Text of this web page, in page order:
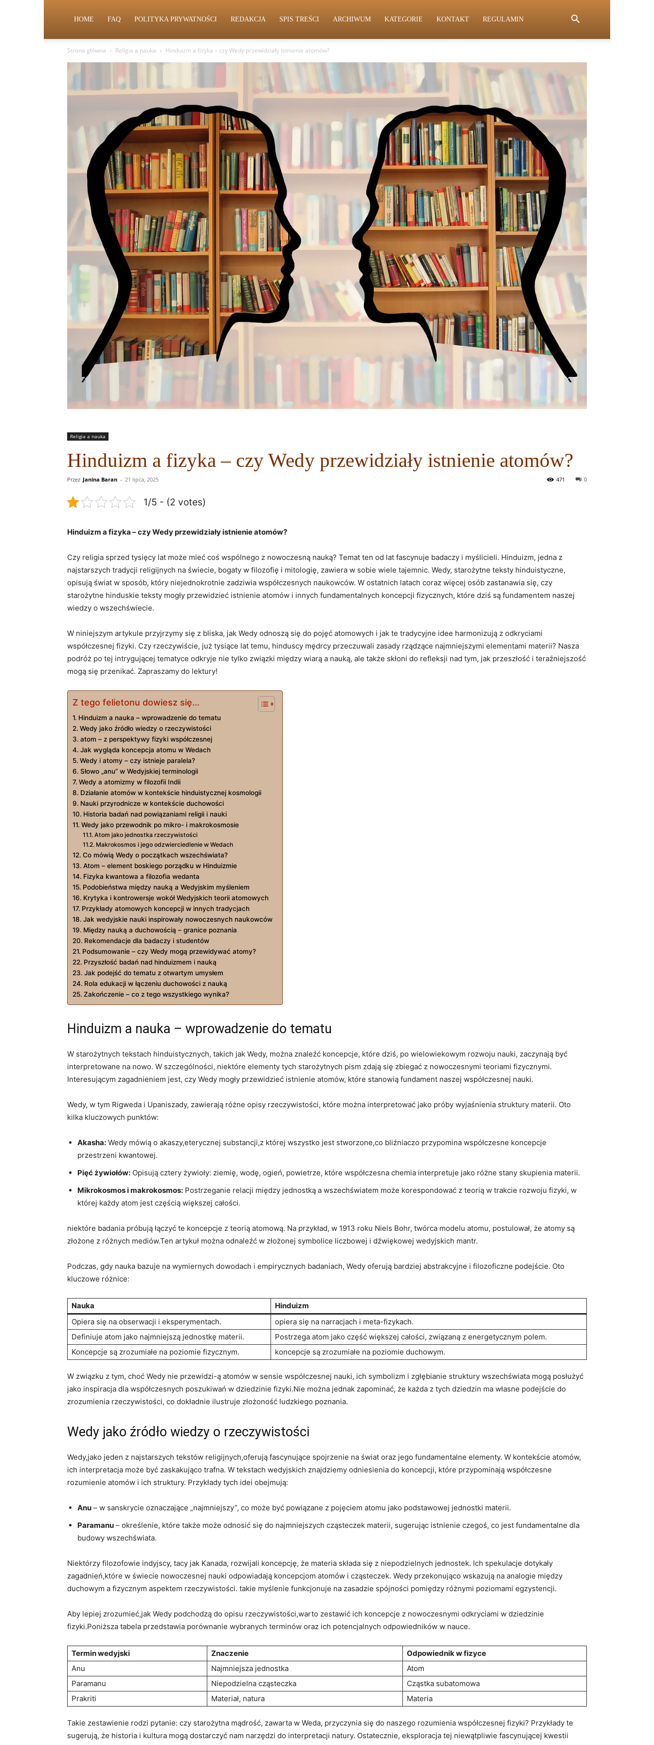
HOME FAQ POLITYKA PRYWATNOŚCI REDAKCJA SPIS TREŚCI ARCHIWUM KATEGORIE KONTAKT REGULAMIN
Strona główna Religia a nauka Hinduizm a fizyka – czy Wedy przewidziały istnienie atomów?
Religia a nauka
Hinduizm a fizyka – czy Wedy przewidziały istnienie atomów?
Przez Janina Baran - 21 lipca, 2025 0
471
1/5 - (2 votes)
Hinduizm a fizyka – czy Wedy przewidziały istnienie atomów?
Czy religia sprzed tysięcy lat może mieć coś wspólnego z nowoczesną nauką? Temat ten od lat fascynuje badaczy i myślicieli. Hinduizm, jedna z
najstarszych tradycji religijnych na świecie, bogaty w filozofię i mitologię, zawiera w sobie wiele tajemnic. Wedy, starożytne teksty hinduistyczne,
opisują świat w sposób, który niejednokrotnie zadziwia współczesnych naukowców. W ostatnich latach coraz więcej osób zastanawia się, czy
starożytne hinduskie teksty mogły przewidzieć istnienie atomów i innych fundamentalnych koncepcji fizycznych, które dziś są fundamentem naszej
wiedzy o wszechświecie.
W niniejszym artykule przyjrzymy się z bliska, jak Wedy odnoszą się do pojęć atomowych i jak te tradycyjne idee harmonizują z odkryciami
współczesnej fizyki. Czy rzeczywiście, już tysiące lat temu, hinduscy mędrcy przeczuwali zasady rządzące najmniejszymi elementami materii? Nasza
podróż po tej intrygującej tematyce odkryje nie tylko związki między wiarą a nauką, ale także skłoni do refleksji nad tym, jak przeszłość i teraźniejszość
mogą się przenikać. Zapraszamy do lektury!
Z tego felietonu dowiesz się...
Hinduizm a nauka – wprowadzenie do tematu
Wedy jako źródło wiedzy o rzeczywistości
atom – z perspektywy fizyki współczesnej
Jak wygląda koncepcja atomu w Wedach
Wedy i atomy – czy istnieje paralela?
Słowo „anu” w Wedyjskiej terminologii
Wedy a atomizmy w filozofii Indii
Działanie atomów w kontekście hinduistycznej kosmologii
Nauki przyrodnicze w kontekście duchowości
Historia badań nad powiązaniami religii i nauki
Wedy jako przewodnik po mikro- i makrokosmosie
Atom jako jednostka rzeczywistości
Makrokosmos i jego odzwierciedlenie w Wedach
Co mówią Wedy o początkach wszechświata?
Atom – element boskiego porządku w Hinduizmie
Fizyka kwantowa a filozofia wedanta
Podobieństwa między nauką a Wedyjskim myśleniem
Krytyka i kontrowersje wokół Wedyjskich teorii atomowych
Przykłady atomowych koncepcji w innych tradycjach
Jak wedyjskie nauki inspirowały nowoczesnych naukowców
Między nauką a duchowością – granice poznania
Rekomendacje dla badaczy i studentów
Podsumowanie – czy Wedy mogą przewidywać atomy?
Przyszłość badań nad hinduizmem i nauką
Jak podejść do tematu z otwartym umysłem
Rola edukacji w łączeniu duchowości z nauką
Zakończenie – co z tego wszystkiego wynika?
Hinduizm a nauka – wprowadzenie do tematu
W starożytnych tekstach hinduistycznych, takich jak Wedy, można znaleźć koncepcje, które dziś, po wielowiekowym rozwoju nauki, zaczynają być
interpretowane na nowo. W szczególności, niektóre elementy tych starożytnych pism zdają się zbiegać z nowoczesnymi teoriami fizycznymi.
Interesującym zagadnieniem jest, czy Wedy mogły przewidzieć istnienie atomów, które stanowią fundament naszej współczesnej nauki.
Wedy, w tym Rigweda i Upaniszady, zawierają różne opisy rzeczywistości, które można interpretować jako próby wyjaśnienia struktury materii. Oto
kilka kluczowych punktów:
Akasha: Wedy mówią o akaszy,eterycznej substancji,z której wszystko jest stworzone,co bliźniaczo przypomina współczesne koncepcje
przestrzeni kwantowej.
Pięć żywiołów: Opisują cztery żywioły: ziemię, wodę, ogień, powietrze, które współczesna chemia interpretuje jako różne stany skupienia materii.
Mikrokosmos i makrokosmos: Postrzeganie relacji między jednostką a wszechświatem może korespondować z teorią w trakcie rozwoju fizyki, w
której każdy atom jest częścią większej całości.
niektóre badania próbują łączyć te koncepcje z teorią atomową. Na przykład, w 1913 roku Niels Bohr, twórca modelu atomu, postulował, że atomy są
złożone z różnych mediów.Ten artykuł można odnaleźć w złożonej symbolice liczbowej i dźwiękowej wedyjskich mantr.
Podczas, gdy nauka bazuje na wymiernych dowodach i empirycznych badaniach, Wedy oferują bardziej abstrakcyjne i filozoficzne podejście. Oto
kluczowe różnice:
Nauka
Hinduizm
Opiera się na obserwacji i eksperymentach.
opiera się na narracjach i meta-fizykach.
Definiuje atom jako najmniejszą jednostkę materii.
Postrzega atom jako część większej całości, związaną z energetycznym polem.
Koncepcje są zrozumiałe na poziomie fizycznym.
koncepcje są zrozumiałe na poziomie duchowym.
W związku z tym, choć Wedy nie przewidzi-ą atomów w sensie współczesnej nauki, ich symbolizm i zgłębianie struktury wszechświata mogą posłużyć
jako inspiracja dla współczesnych poszukiwań w dziedzinie fizyki.Nie można jednak zapominać, że każda z tych dziedzin ma własne podejście do
zrozumienia rzeczywistości, co dokładnie ilustruje złożoność ludzkiego poznania.
Wedy jako źródło wiedzy o rzeczywistości
Wedy,jako jeden z najstarszych tekstów religijnych,oferują fascynujące spojrzenie na świat oraz jego fundamentalne elementy. W kontekście atomów,
ich interpretacja może być zaskakująco trafna. W tekstach wedyjskich znajdziemy odniesienia do koncepcji, które przypominają współczesne
rozumienie atomów i ich struktury. Przykłady tych idei obejmują:
Anu – w sanskrycie oznaczające „najmniejszy”, co może być powiązane z pojęciem atomu jako podstawowej jednostki materii.
Paramanu – określenie, które także może odnosić się do najmniejszych cząsteczek materii, sugerując istnienie czegoś, co jest fundamentalne dla
budowy wszechświata.
Niektórzy filozofowie indyjscy, tacy jak Kanada, rozwijali koncepcję, że materia składa się z niepodzielnych jednostek. Ich spekulacje dotykały
zagadnień,które w świecie nowoczesnej nauki odpowiadają koncepcjom atomów i cząsteczek. Wedy przekonująco wskazują na analogie między
duchowym a fizycznym aspektem rzeczywistości. takie myślenie funkcjonuje na zasadzie spójności pomiędzy różnymi poziomami egzystencji.
Aby lepiej zrozumieć,jak Wedy podchodzą do opisu rzeczywistości,warto zestawić ich koncepcje z nowoczesnymi odkryciami w dziedzinie
fizyki.Poniższa tabela przedstawia porównanie wybranych terminów oraz ich potencjalnych odpowiedników w nauce.
Termin wedyjski Znaczenie
Odpowiednik w fizyce
Anu
Najmniejsza jednostka
Atom
Paramanu
Niepodzielna cząsteczka
Cząstka subatomowa
Prakriti
Materiał, natura Materia
Takie zestawienie rodzi pytanie: czy starożytna mądrość, zawarta w Weda, przyczynia się do naszego rozumienia współczesnej fizyki? Przykłady te
sugerują, że historia i kultura mogą dostarczyć nam narzędzi do interpretacji natury. Ostatecznie, eksploracja tej niewątpliwie fascynującej kwestii